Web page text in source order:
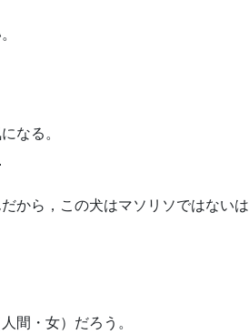
なる。
から，この犬はマソリソではないは
間・女）だろう。